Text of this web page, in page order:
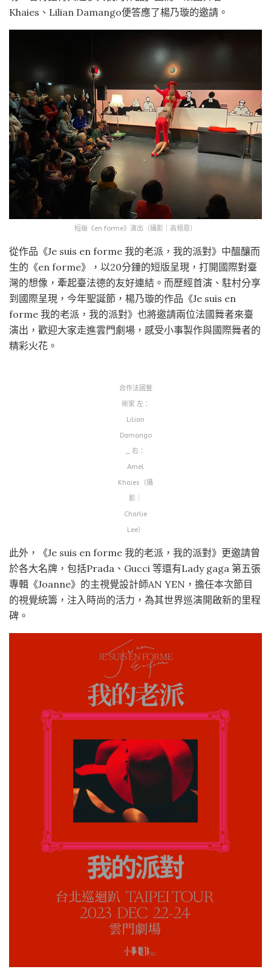
Khaies、Lilian Damango便答應了楊乃璇的邀請。
短版《en forme》演出（攝影｜高翎恩）
從作品《Je suis en forme 我的老派，我的派對》中醞釀而
生的《en forme》，以20分鐘的短版呈現，打開國際對臺
灣的想像，牽起臺法德的友好連結。而歷經首演、駐村分享
到國際呈現，今年聖誕節，楊乃璇的作品《Je suis en
forme 我的老派，我的派對》也將邀請兩位法國舞者來臺
演出，歡迎大家走進雲門劇場，感受小事製作與國際舞者的
精彩火花。
合作法國藝
術家 左：
Lilian
Damango
_ 右：
Amel
Khaies（攝
影｜
Charlie
Lee）
此外，《Je suis en forme 我的老派，我的派對》更邀請曾
於各大名牌，包括Prada、Gucci 等還有Lady gaga 第五張
專輯《Joanne》的主視覺設計師AN YEN，擔任本次節目
的視覺統籌，注入時尚的活力，為其世界巡演開啟新的里程
碑。